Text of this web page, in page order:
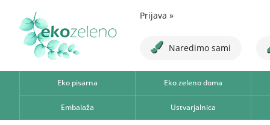
Prijava »
Naredimo sami
Eko pisarna Eko zeleno doma
Embalaža Ustvarjalnica